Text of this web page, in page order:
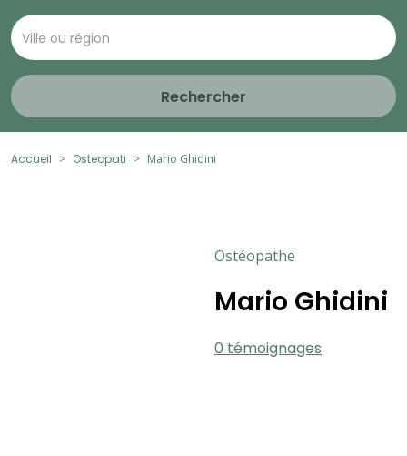
Rechercher
Accueil Osteopati Mario Ghidini
Ostéopathe
Mario Ghidini
0 témoignages